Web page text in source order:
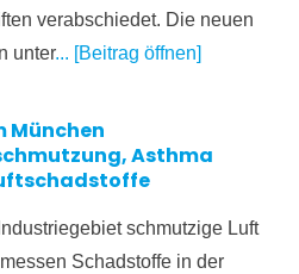
verabschiedet. Die neuen
unter... [Beitrag öffnen]
München
Asthma
schmutzige Luft
Schadstoffe in der